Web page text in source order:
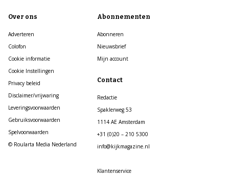
Over ons
Adverteren
Colofon
Cookie informatie
Cookie Instellingen
Privacy beleid
Disclaimer/vrijwaring
Leveringsvoorwaarden
Gebruiksvoorwaarden
Spelvoorwaarden
© Roularta Media Nederland
Abonnementen
Abonneren
Nieuwsbrief
Mijn account
Contact
Redactie
Spaklerweg 53
1114 AE Amsterdam
+31 (0)20 – 210 5300
info@kijkmagazine.nl
Klantenservice